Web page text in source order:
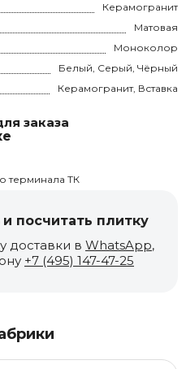
Керамогранит
Матовая
Моноколор
Белый, Серый, Чёрный
Керамогранит, Вставка
заказа
терминала ТК
посчитать плитку
доставки в WhatsApp,
+7 (495) 147-47-25